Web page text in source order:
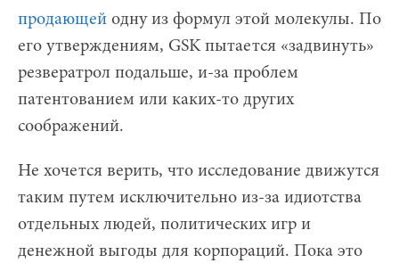
продающей одну из формул этой молекулы. По
его утверждениям, GSK пытается «задвинуть»
резвератрол подальше, и-за проблем
патентованием или каких-то других
соображений.
Не хочется верить, что исследование движутся
таким путем исключительно из-за идиотства
отдельных людей, политических игр и
денежной выгоды для корпораций. Пока это